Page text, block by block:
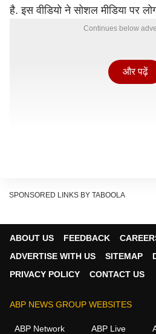
है. इस वीडियो ने सोशल मीडिया पर
Continues below
वायरल वीडियो में क्या है?
और पढ़ें
SPONSORED LINKS BY TABOOLA
ABOUT US FEEDBACK
ADVERTISE WITH US
SITEMAP
PRIVACY POLICY
CONTACT US
ABP NEWS GROUP WEBSITES
ABP Network ABP Live